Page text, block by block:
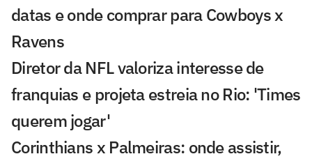
datas e onde comprar para Cowboys x
Ravens
Diretor da NFL valoriza interesse de
franquias e projeta estreia no Rio: 'Times
querem jogar'
Corinthians x Palmeiras: onde assistir,